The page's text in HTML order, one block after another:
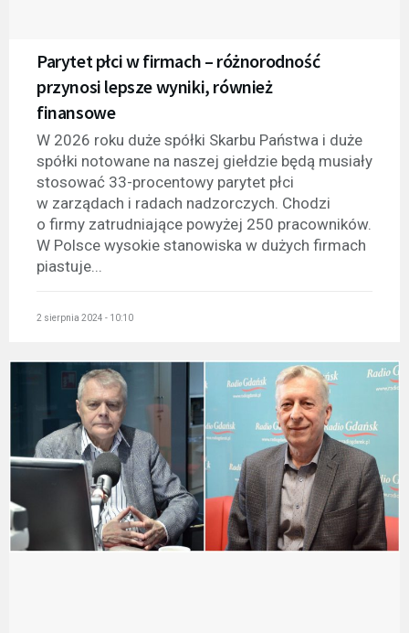
Parytet płci w firmach – różnorodność
przynosi lepsze wyniki, również
finansowe
W 2026 roku duże spółki Skarbu Państwa i duże
spółki notowane na naszej giełdzie będą musiały
stosować 33-procentowy parytet płci
w zarządach i radach nadzorczych. Chodzi
o firmy zatrudniające powyżej 250 pracowników.
W Polsce wysokie stanowiska w dużych firmach
piastuje...
2 sierpnia 2024 - 10:10